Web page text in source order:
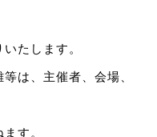
たします。
は、主催者、会場、
す。